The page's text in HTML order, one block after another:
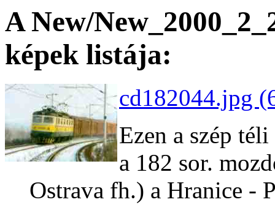
A New/
képek listája:
cd182044.jpg
Ezen a szép
a 182 sor.
Ostrava fh.) a Hranice -